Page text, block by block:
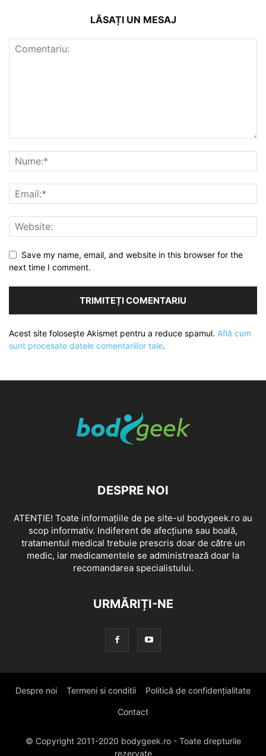
LĂSAȚI UN MESAJ
Save my name, email, and website in this browser for the
next time I comment.
Acest site folosește Akismet pentru a reduce spamul. Află cum
sunt procesate datele comentariilor tale.
DESPRE NOI
ATENȚIE! Toate informațiile de pe site-ul bodygeek.ro au
scop informativ. Indiferent de afecțiune sau boală,
tratamentul medical trebuie prescris doar de către un
medic, iar medicamentele se administrează doar la
recomandarea specialistului.
URMĂRIȚI-NE
Despre noi Termeni si conditii Politică de confidențialitate
Contact
© Copyright 2011-2020 bodygeek.ro - Toate drepturile
rezervate